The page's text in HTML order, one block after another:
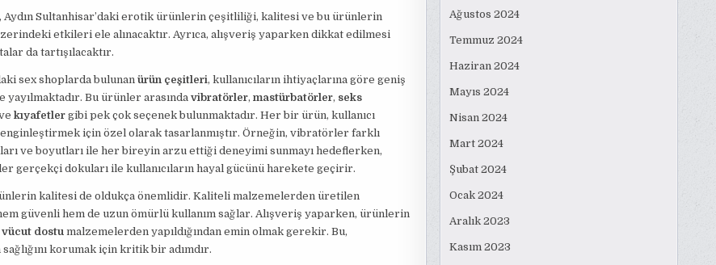
Aydın Sultanhisar’daki erotik ürünlerin çeşitliliği, kalitesi ve bu ürünlerin
etkileri ele alınacaktır. Ayrıca, alışveriş yaparken dikkat edilmesi
da tartışılacaktır.
sex shoplarda bulunan ürün çeşitleri, kullanıcıların ihtiyaçlarına göre geniş
Bu ürünler arasında vibratörler, mastürbatörler, seks
kıyafetlergibi pek çok seçenek bulunmaktadır. Her bir ürün, kullanıcı
için özel olarak tasarlanmıştır. Örneğin, vibratörler farklı
ve boyutları ile her bireyin arzu ettiği deneyimi sunmayı hedeflerken,
gerçekçi dokuları ile kullanıcıların hayal gücünü harekete geçirir.
kalitesi de oldukça önemlidir. Kaliteli malzemelerden üretilen
güvenli hem de uzun ömürlü kullanım sağlar. Alışveriş yaparken, ürünlerin
vücut dostu malzemelerden yapıldığından emin olmak gerekir. Bu,
sağlığını korumak için kritik bir adımdır.
Ağustos 2024
Temmuz 2024
Haziran 2024
Mayıs 2024
Nisan 2024
Mart 2024
Şubat 2024
Ocak 2024
Aralık 2023
Kasım 2023